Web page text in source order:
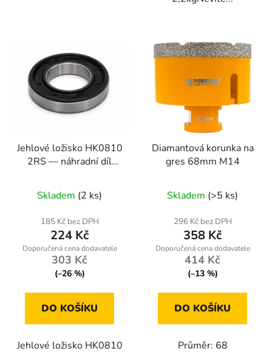
Jehlové ložisko HK0810
2RS — náhradní díl
nr2523)
Skladem (2 ks)
185 Kč bez DPH
224 Kč
303 Kč
(–26 %)
DO KOŠÍKU
Jehlové ložisko HK0810
Diamantová korunka na
gres 68mm M14
Skladem (>5 ks)
296 Kč bez DPH
358 Kč
414 Kč
(–13 %)
DO KOŠÍKU
Průměr: 68